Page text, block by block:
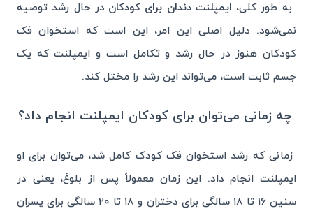
به طور کلی، ایمپلنت دندان برای کودکان در حال رشد توصیه
نمی‌شود. دلیل اصلی این امر، این است که استخوان فک
کودکان هنوز در حال رشد و تکامل است و ایمپلنت که یک
جسم ثابت است، می‌تواند این رشد را مختل کند.
چه زمانی می‌توان برای کودکان ایمپلنت انجام داد؟
زمانی که رشد استخوان فک کودک کامل شد، می‌توان برای او
ایمپلنت انجام داد. این زمان معمولاً پس از بلوغ، یعنی در
سنین ۱۶ تا ۱۸ سالگی برای دختران و ۱۸ تا ۲۰ سالگی برای پسران